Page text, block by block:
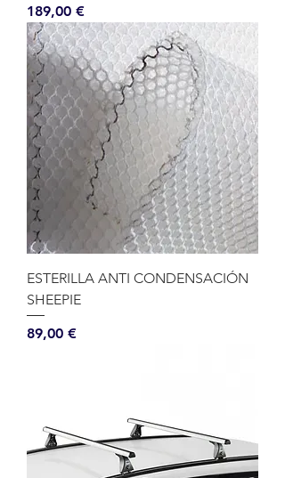
Precio
189,00 €
ESTERILLA ANTI CONDENSACIÓN
SHEEPIE
Precio
89,00 €